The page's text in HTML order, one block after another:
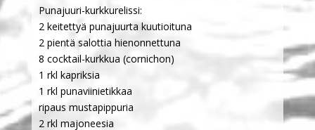
Punajuuri-kurkkurelissi:
2 keitettyä punajuurta kuutioituna
2 pientä salottia hienonnettuna
8 cocktail-kurkkua (cornichon)
1 rkl kapriksia
1 rkl punaviinietikkaa
ripaus mustapippuria
2 rkl majoneesia